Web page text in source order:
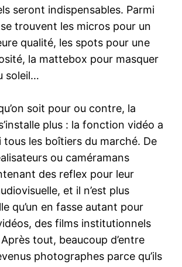
seront indispensables. Parmi
trouvent les micros pour un
qualité, les spots pour une
la mattebox pour masquer
soleil…
soit pour ou contre, la
plus : la fonction vidéo a
tous les boîtiers du marché. De
ou caméramans
des reflex pour leur
et il n’est plus
qu’un en fasse autant pour
des films institutionnels
tout, beaucoup d’entre
photographes parce qu’ils